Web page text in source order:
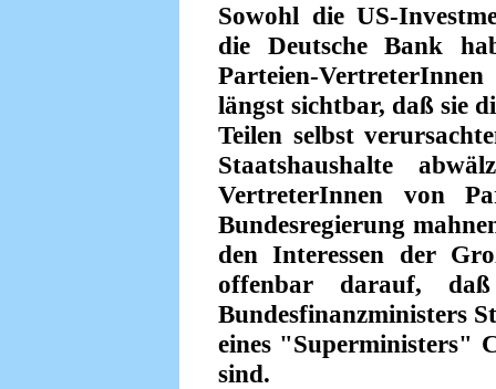
Sowohl die US-
die Deutsche Bank
Parteien-
längst sichtbar, daß sie
Teilen selbst
Staatshaushalte
VertreterInnen von
Bundesregierung
den Interessen der
offenbar darauf,
Bundesfinanzministers
eines "Superministers"
sind.